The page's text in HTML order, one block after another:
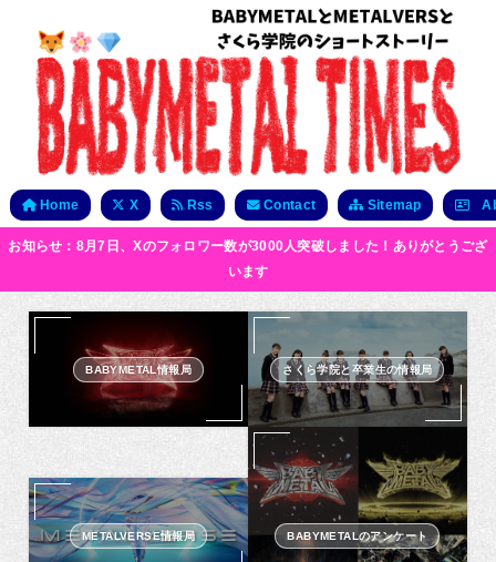
Home X Rss Contact Sitemap
お知らせ：8月7日、Xのフォロワー数が3000人突破しました！ありがとうござ
います
BABYMETAL情報局 さくら学院と卒業生の情報局
METALVERSE情報局 BABYMETALのアンケート